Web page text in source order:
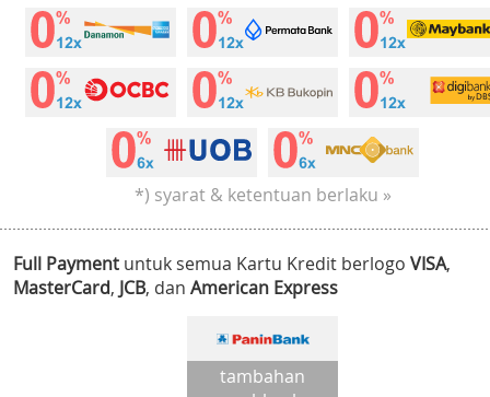
*) syarat & ketentuan berlaku »
Full Payment untuk semua Kartu Kredit berlogo VISA,
MasterCard, JCB, dan American Express
tambahan